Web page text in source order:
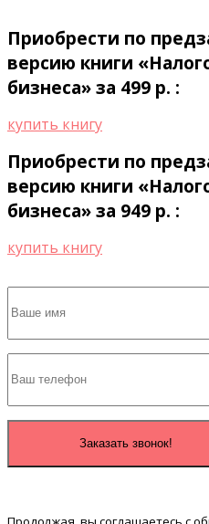
Приобрести по
версию книги
бизнеса» за 499 р. :
купить книгу
Приобрести по
версию книги
бизнеса» за 949 р. :
купить книгу